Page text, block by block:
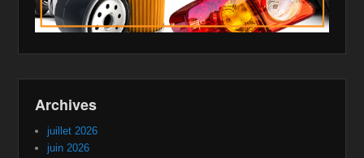
Archives
juillet 2026
juin 2026